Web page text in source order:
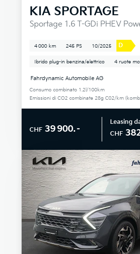
KIA SPORTAGE
Sportage 1.6 T-GDi PHEV
4 000 km 245 PS 10/2025 D
Ibrido plug-in benzina/elettrico 4 ruote
Fahrdynamic Automobile AG
Consumo combinato 1.2l/100km
Emissioni di CO2 combinate 28g C02/km
CHF 39 900.–
Leasing
CHF